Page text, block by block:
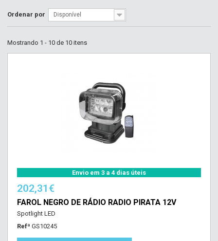
Ordenar por Disponível
Mostrando 1 - 10 de 10 itens
Envio em 3 a 4 dias úteis
202,31€
FAROL NEGRO DE RÁDIO RADIO PIRATA 12V
Spotlight LED
Refª GS10245